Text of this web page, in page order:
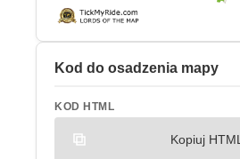
Kod do osadzenia mapy
KOD HTML
Kopiuj HTML